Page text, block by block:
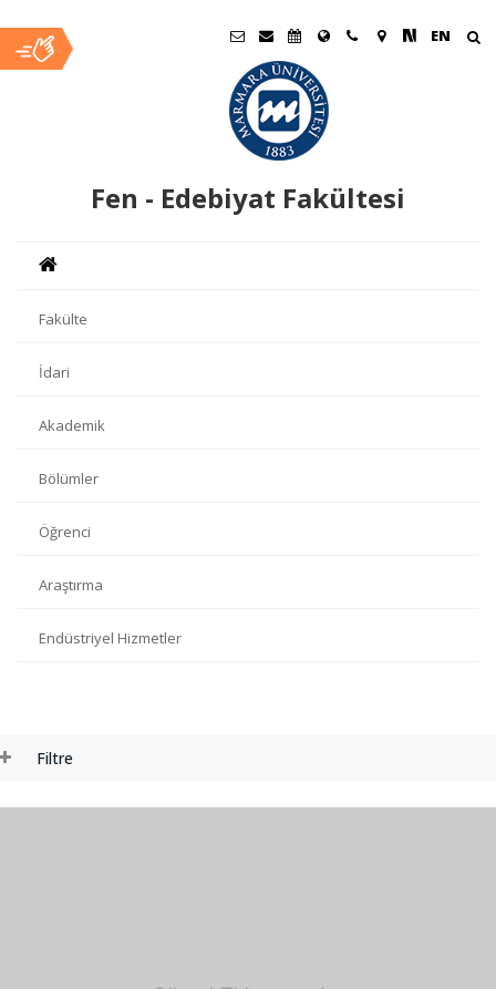
EN
Fen - Edebiyat Fakültesi
Fakülte
İdari
Akademik
Bölümler
Öğrenci
Araştırma
Endüstriyel Hizmetler
İçerik
Filtre